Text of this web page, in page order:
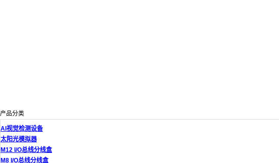
产品分类
AI视觉检测设备
太阳光模拟器
M12 I/O总线分线盒
M8 I/O总线分线盒